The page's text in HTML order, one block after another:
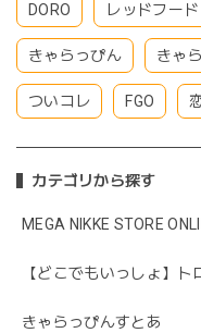
DORO レッドフード
きゃらっぴん きゃ
ついコレ FGO
カテゴリから探す
MEGA NIKKE STORE
【どこでもいっしょ】
きゃらっぴんすとあ